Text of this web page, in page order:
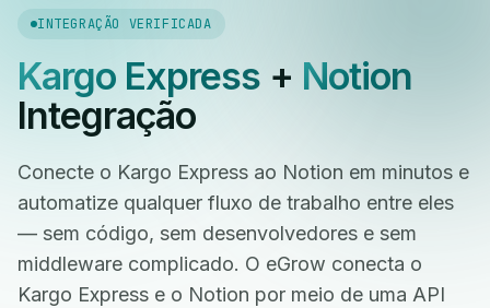
INTEGRAÇÃO VERIFICADA
Kargo Express+ Notion
Integração
Conecte o Kargo Express ao Notion em minutos e
automatize qualquer fluxo de trabalho entre eles
— sem código, sem desenvolvedores e sem
middleware complicado. O eGrow conecta o
Kargo Express e o Notion por meio de uma API